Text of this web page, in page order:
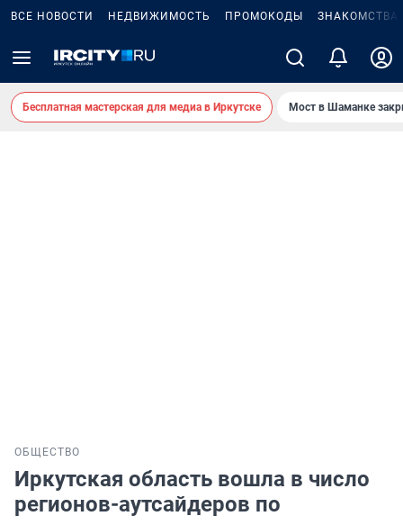
ВСЕ НОВОСТИ НЕДВИЖИМОСТЬ ПРОМОКОДЫ ЗНАКОМСТВА
Бесплатная мастерская для медиа в Иркутске Мост в Шаманке
ОБЩЕСТВО
Иркутская область вошла в число
регионов-аутсайдеров по